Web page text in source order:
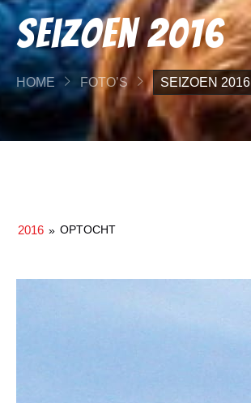
Seizoen 2016
HOME FOTO’S SEIZOEN 2016
2016 » OPTOCHT